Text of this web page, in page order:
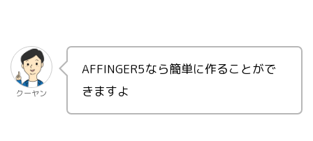
クーヤン
AFFINGER5なら簡単に作ることがで
きますよ